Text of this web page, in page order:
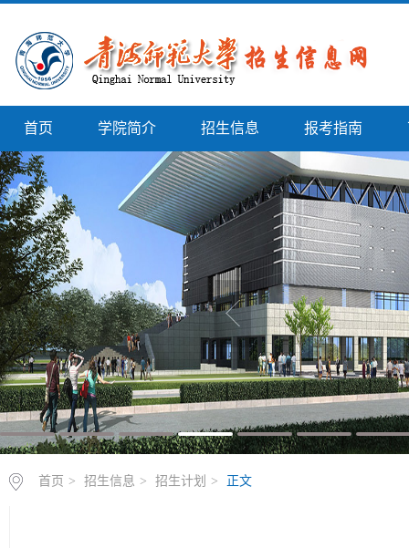
首页 学院简介 招生信息 报考指南
首页 > 招生信息 > 招生计划 > 正文